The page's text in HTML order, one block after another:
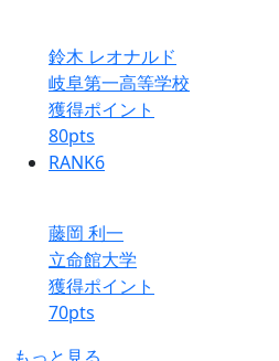
鈴木 レオナルド
岐阜第一高等学校
獲得ポイント
80pts
RANK6
藤岡 利一
立命館大学
獲得ポイント
70pts